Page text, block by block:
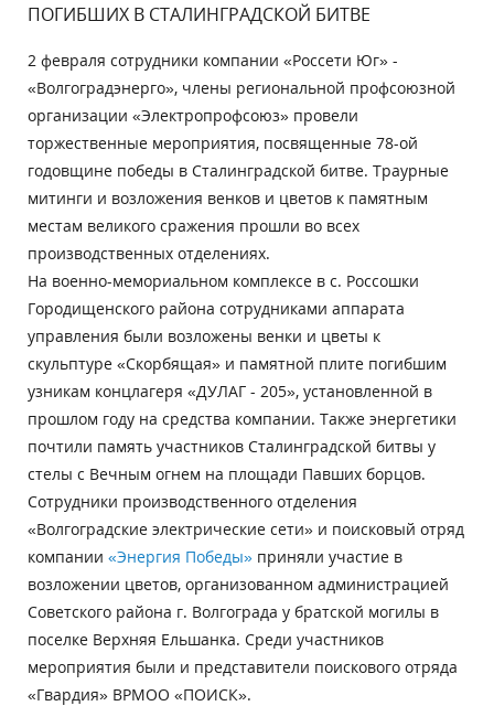
ПОГИБШИХ В СТАЛИНГРАДСКОЙ БИТВЕ
2 февраля сотрудники компании «Россети Юг» -
«Волгоградэнерго», члены региональной профсоюзной
организации «Электропрофсоюз» провели
торжественные мероприятия, посвященные 78-ой
годовщине победы в Сталинградской битве. Траурные
митинги и возложения венков и цветов к памятным
местам великого сражения прошли во всех
производственных отделениях.
На военно-мемориальном комплексе в с. Россошки
Городищенского района сотрудниками аппарата
управления были возложены венки и цветы к
скульптуре «Скорбящая» и памятной плите погибшим
узникам концлагеря «ДУЛАГ - 205», установленной в
прошлом году на средства компании. Также энергетики
почтили память участников Сталинградской битвы у
стелы с Вечным огнем на площади Павших борцов.
Сотрудники производственного отделения
«Волгоградские электрические сети» и поисковый отряд
компании «Энергия Победы» приняли участие в
возложении цветов, организованном администрацией
Советского района г. Волгограда у братской могилы в
поселке Верхняя Ельшанка. Среди участников
мероприятия были и представители поискового отряда
«Гвардия» ВРМОО «ПОИСК».